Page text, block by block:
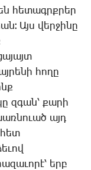
հե­տագրքրեր
Այս վեր­ջի­նը
հո­ղը
զգան՝ քա­րի
այդ
երբ